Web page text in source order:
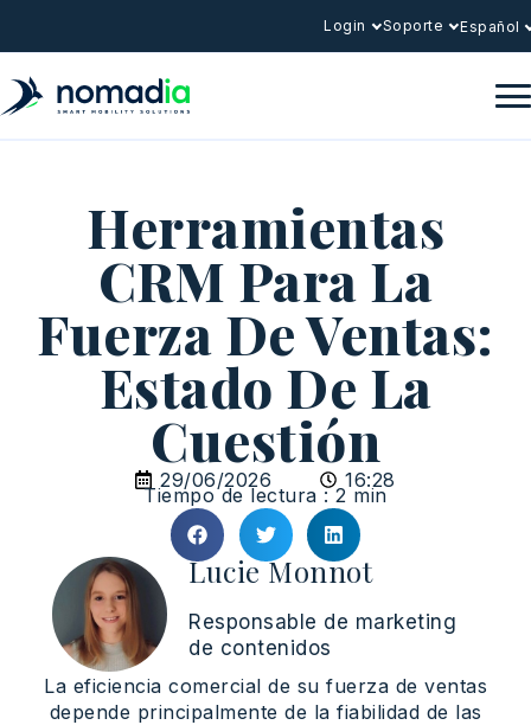
Login Soporte Español
Herramientas
CRM Para La
Fuerza De Ventas:
Estado De La
Cuestión
29/06/2026 16:28
Tiempo de lectura : 2 min
Lucie Monnot
Responsable de marketing
de contenidos
La eficiencia comercial de su fuerza de ventas
depende principalmente de la fiabilidad de las